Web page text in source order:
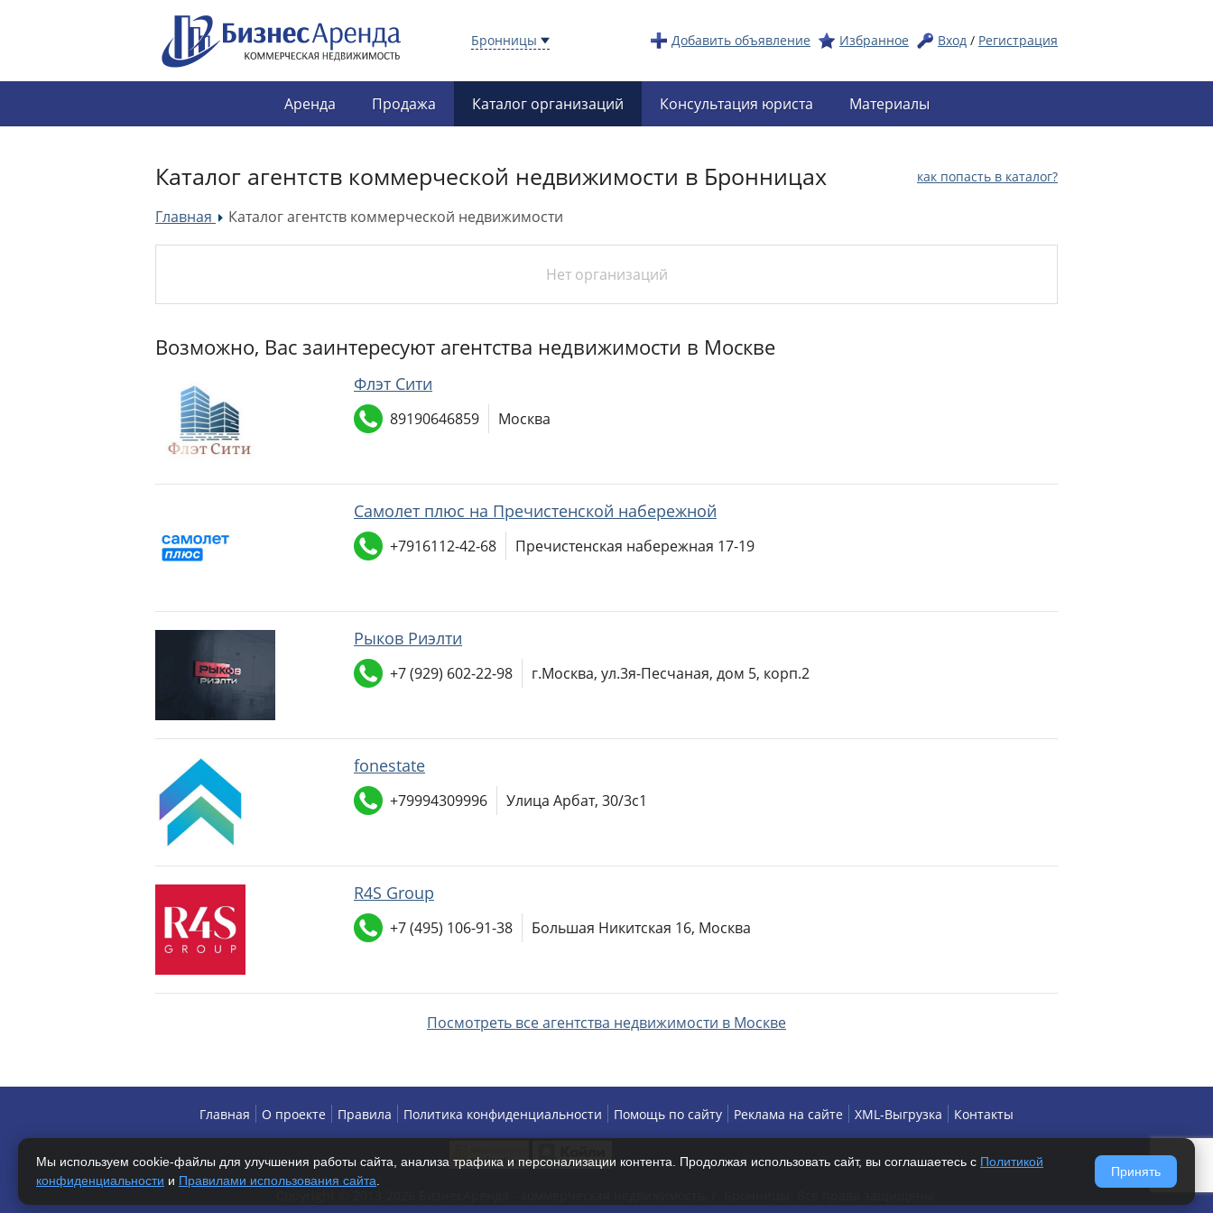
Бронницы Добавить объявление Избранное Вход / Регистрация
Аренда Продажа Каталог организаций Консультация юриста Материалы
как попасть в каталог?
Каталог агентств коммерческой недвижимости в Бронницах
Главная »Каталог агентств коммерческой недвижимости
Нет организаций
Возможно, Вас заинтересуют агентства недвижимости в Москве
Флэт Сити
89190646859 Москва
Самолет плюс на Пречистенской набережной
+7916112-42-68 Пречистенская набережная 17-19
Рыков Риэлти
+7 (929) 602-22-98 г.Москва, ул.3я-Песчаная, дом 5, корп.2
fonestate
+79994309996 Улица Арбат, 30/3с1
R4S Group
+7 (495) 106-91-38 Большая Никитская 16, Москва
Посмотреть все агентства недвижимости в Москве
Главная О проекте Правила Политика конфиденциальности Помощь по сайту Реклама на сайте XML-Выгрузка Контакты
Мы используем cookie-файлы для улучшения работы сайта, анализа трафика и персонализации контента. Продолжая использовать сайт, вы соглашаетесь с Политикой
конфиденциальности и Правилами использования сайта
Принять